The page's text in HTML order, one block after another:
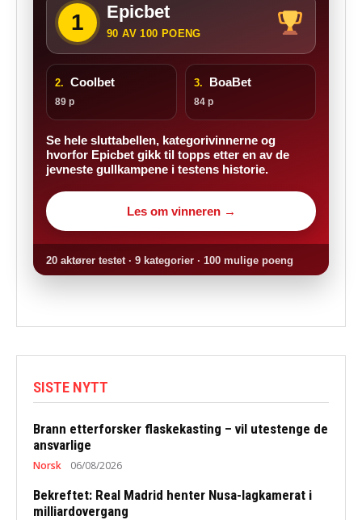
1 Epicbet
90 AV 100 POENG
2. Coolbet
89 p
3. BoaBet
84 p
Se hele sluttabellen, kategorivinnerne og
hvorfor Epicbet gikk til topps etter en av de
jevneste gullkampene i testens historie.
Les om vinneren →
20 aktører testet · 9 kategorier · 100 mulige poeng
SISTE NYTT
Brann etterforsker flaskekasting – vil utestenge de
ansvarlige
Norsk 06/08/2026
Bekreftet: Real Madrid henter Nusa-lagkamerat i
milliardovergang